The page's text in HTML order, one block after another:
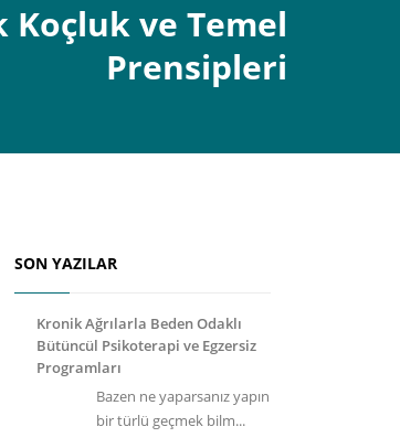
Koçluk ve Temel
Prensipleri
SON YAZILAR
Kronik Ağrılarla Beden Odaklı
Bütüncül Psikoterapi ve Egzersiz
Programları
Bazen ne yaparsanız yapın
bir türlü geçmek bilm...